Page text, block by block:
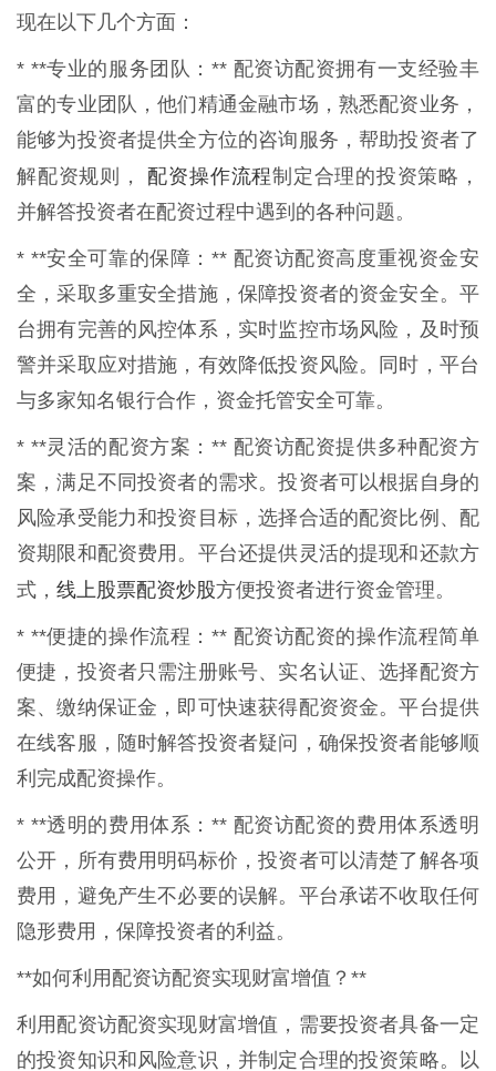
现在以下几个方面：
* **专业的服务团队：** 配资访配资拥有一支经验丰
富的专业团队，他们精通金融市场，熟悉配资业务，
能够为投资者提供全方位的咨询服务，帮助投资者了
解配资规则，
配资操作流程制定合理的投资策略，
并解答投资者在配资过程中遇到的各种问题。
* **安全可靠的保障：** 配资访配资高度重视资金安
全，采取多重安全措施，保障投资者的资金安全。平
台拥有完善的风控体系，实时监控市场风险，及时预
警并采取应对措施，有效降低投资风险。同时，平台
与多家知名银行合作，资金托管安全可靠。
* **灵活的配资方案：** 配资访配资提供多种配资方
案，满足不同投资者的需求。投资者可以根据自身的
风险承受能力和投资目标，选择合适的配资比例、配
资期限和配资费用。平台还提供灵活的提现和还款方
式， 线上股票配资炒股方便投资者进行资金管理。
* **便捷的操作流程：** 配资访配资的操作流程简单
便捷，投资者只需注册账号、实名认证、选择配资方
案、缴纳保证金，即可快速获得配资资金。平台提供
在线客服，随时解答投资者疑问，确保投资者能够顺
利完成配资操作。
* **透明的费用体系：** 配资访配资的费用体系透明
公开，所有费用明码标价，投资者可以清楚了解各项
费用，避免产生不必要的误解。平台承诺不收取任何
隐形费用，保障投资者的利益。
**如何利用配资访配资实现财富增值？**
利用配资访配资实现财富增值，需要投资者具备一定
的投资知识和风险意识，并制定合理的投资策略。以